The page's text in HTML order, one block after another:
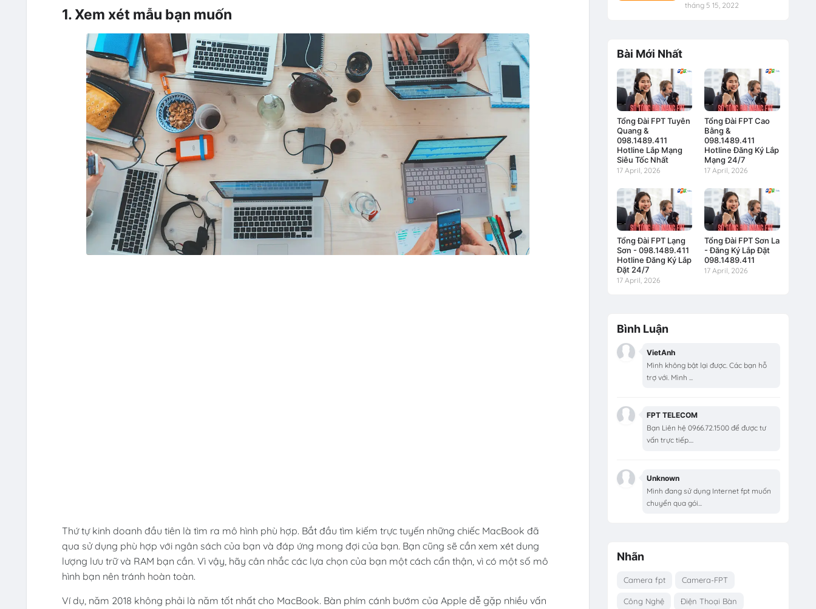
1. Xem xét mẫu bạn muốn
Thứ tự kinh doanh đầu tiên là tìm ra mô hình phù hợp. Bắt đầu tìm kiếm trực tuyến những chiếc MacBook đã
qua sử dụng phù hợp với ngân sách của bạn và đáp ứng mong đợi của bạn. Bạn cũng sẽ cần xem xét dung
lượng lưu trữ và RAM bạn cần. Vì vậy, hãy cân nhắc các lựa chọn của bạn một cách cẩn thận, vì có một số mô
hình bạn nên tránh hoàn toàn.
Ví dụ, năm 2018 không phải là năm tốt nhất cho MacBook. Bàn phím cánh bướm của Apple dễ gặp nhiều vấn
tháng 5 15, 2022
Bài Mới Nhất
Tổng Đài FPT Tuyên
Quang &
098.1489.411
Hotline Lắp Mạng
Siêu Tốc Nhất
17 April, 2026
Tổng Đài FPT Cao
Bằng &
098.1489.411
Hotline Đăng Ký Lắp
Mạng 24/7
17 April, 2026
Tổng Đài FPT Lạng
Sơn - 098.1489.411
Hotline Đăng Ký Lắp
Đặt 24/7
17 April, 2026
Tổng Đài FPT Sơn La
- Đăng Ký Lắp Đặt
098.1489.411
17 April, 2026
Bình Luận
VietAnh
Mình không bật lại được. Các bạn hỗ
trợ với. Mình ...
FPT TELECOM
Bạn Liên hệ 0966.72.1500 để được tư
vấn trực tiếp....
Unknown
Mình đang sử dụng Internet fpt muốn
chuyển qua gói...
Nhãn
Camera fpt Camera-FPT
Công Nghệ Điện Thoại Bàn